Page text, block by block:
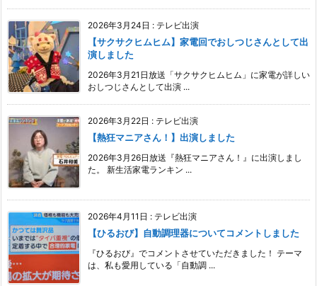
2026年3月24日 : テレビ出演
【サクサクヒムヒム】家電回でおしつじさんとして出
演しました
2026年3月21日放送「サクサクヒムヒム」に家電が詳しい
おしつじさんとして出演 ...
2026年3月22日 : テレビ出演
【熱狂マニアさん！】出演しました
2026年3月26日放送『熱狂マニアさん！』に出演しまし
た。 新生活家電ランキン ...
2026年4月11日 : テレビ出演
【ひるおび】自動調理器についてコメントしました
『ひるおび』でコメントさせていただきました！ テーマ
は、私も愛用している「自動調 ...